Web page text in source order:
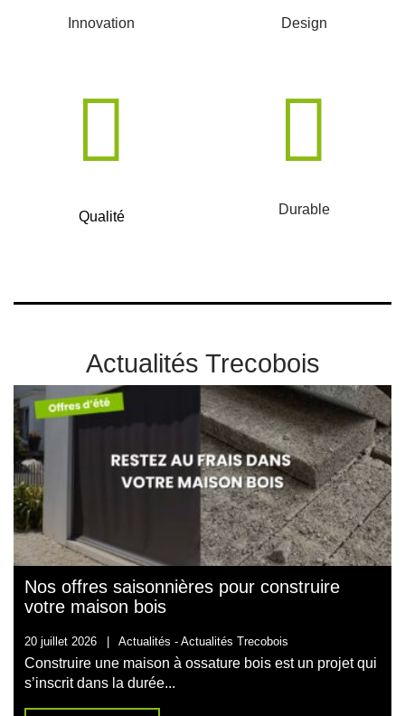
Innovation Design
Qualité Durable
Actualités Trecobois
Nos offres saisonnières pour construire
votre maison bois
20 juillet 2026 Actualités - Actualités Trecobois
Construire une maison à ossature bois est un projet qui
s’inscrit dans la durée...